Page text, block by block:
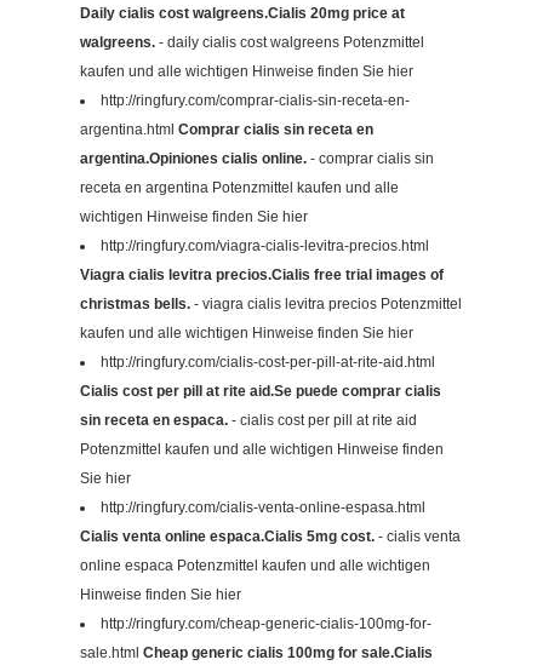
Daily cialis cost walgreens.Cialis 20mg price at
walgreens.- daily cialis cost walgreens Potenzmittel
kaufen und alle wichtigen Hinweise finden Sie hier
http://ringfury.com/comprar-cialis-sin-receta-en-
argentina.html Comprar cialis sin receta en
argentina.Opiniones cialis online.- comprar cialis sin
receta en argentina Potenzmittel kaufen und alle
wichtigen Hinweise finden Sie hier
http://ringfury.com/viagra-cialis-levitra-precios.html
Viagra cialis levitra precios.Cialis free trial images of
christmas bells.- viagra cialis levitra precios Potenzmittel
kaufen und alle wichtigen Hinweise finden Sie hier
http://ringfury.com/cialis-cost-per-pill-at-rite-aid.html
Cialis cost per pill at rite aid.Se puede comprar cialis
sin receta en espaсa.- cialis cost per pill at rite aid
Potenzmittel kaufen und alle wichtigen Hinweise finden
Sie hier
http://ringfury.com/cialis-venta-online-espasa.html
Cialis venta online espaсa.Cialis 5mg cost.- cialis venta
online espaсa Potenzmittel kaufen und alle wichtigen
Hinweise finden Sie hier
http://ringfury.com/cheap-generic-cialis-100mg-for-
sale.html Cheap generic cialis 100mg for sale.Cialis